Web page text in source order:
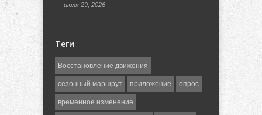
июля 29, 2026
Теги
Восстановление движения
сезонный маршрут приложение опрос
временное изменение